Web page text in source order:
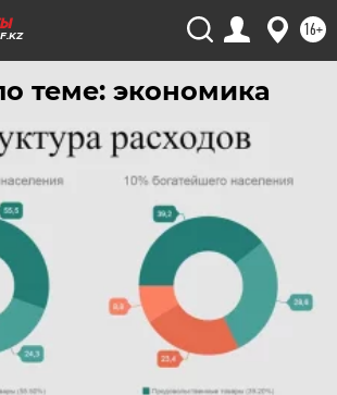
16+
теме: экономика